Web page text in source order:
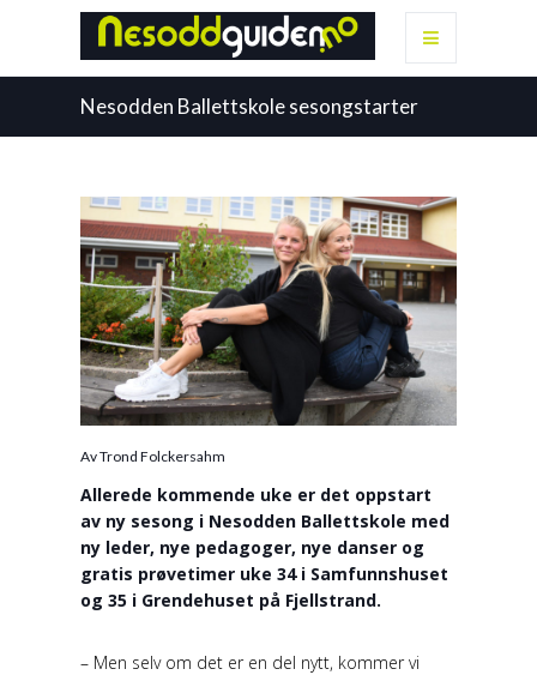
Nesodden Ballettskole sesongstarter
Av Trond Folckersahm
Allerede kommende uke er det oppstart
av ny sesong i Nesodden Ballettskole med
ny leder, nye pedagoger, nye danser og
gratis prøvetimer uke 34 i Samfunnshuset
og 35 i Grendehuset på Fjellstrand.
– Men selv om det er en del nytt, kommer vi